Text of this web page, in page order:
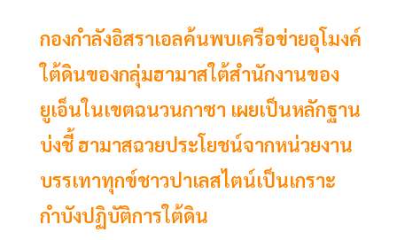
กองกำลังอิสราเอลค้นพบเครือข่ายอุโมงค์
ใต้ดินของกลุ่มฮามาสใต้สำนักงานของ
ยูเอ็นในเขตฉนวนกาซา เผยเป็นหลักฐาน
บ่งชี้ ฮามาสฉวยประโยชน์จากหน่วยงาน
บรรเทาทุกข์ชาวปาเลสไตน์เป็นเกราะ
กำบังปฏิบัติการใต้ดิน